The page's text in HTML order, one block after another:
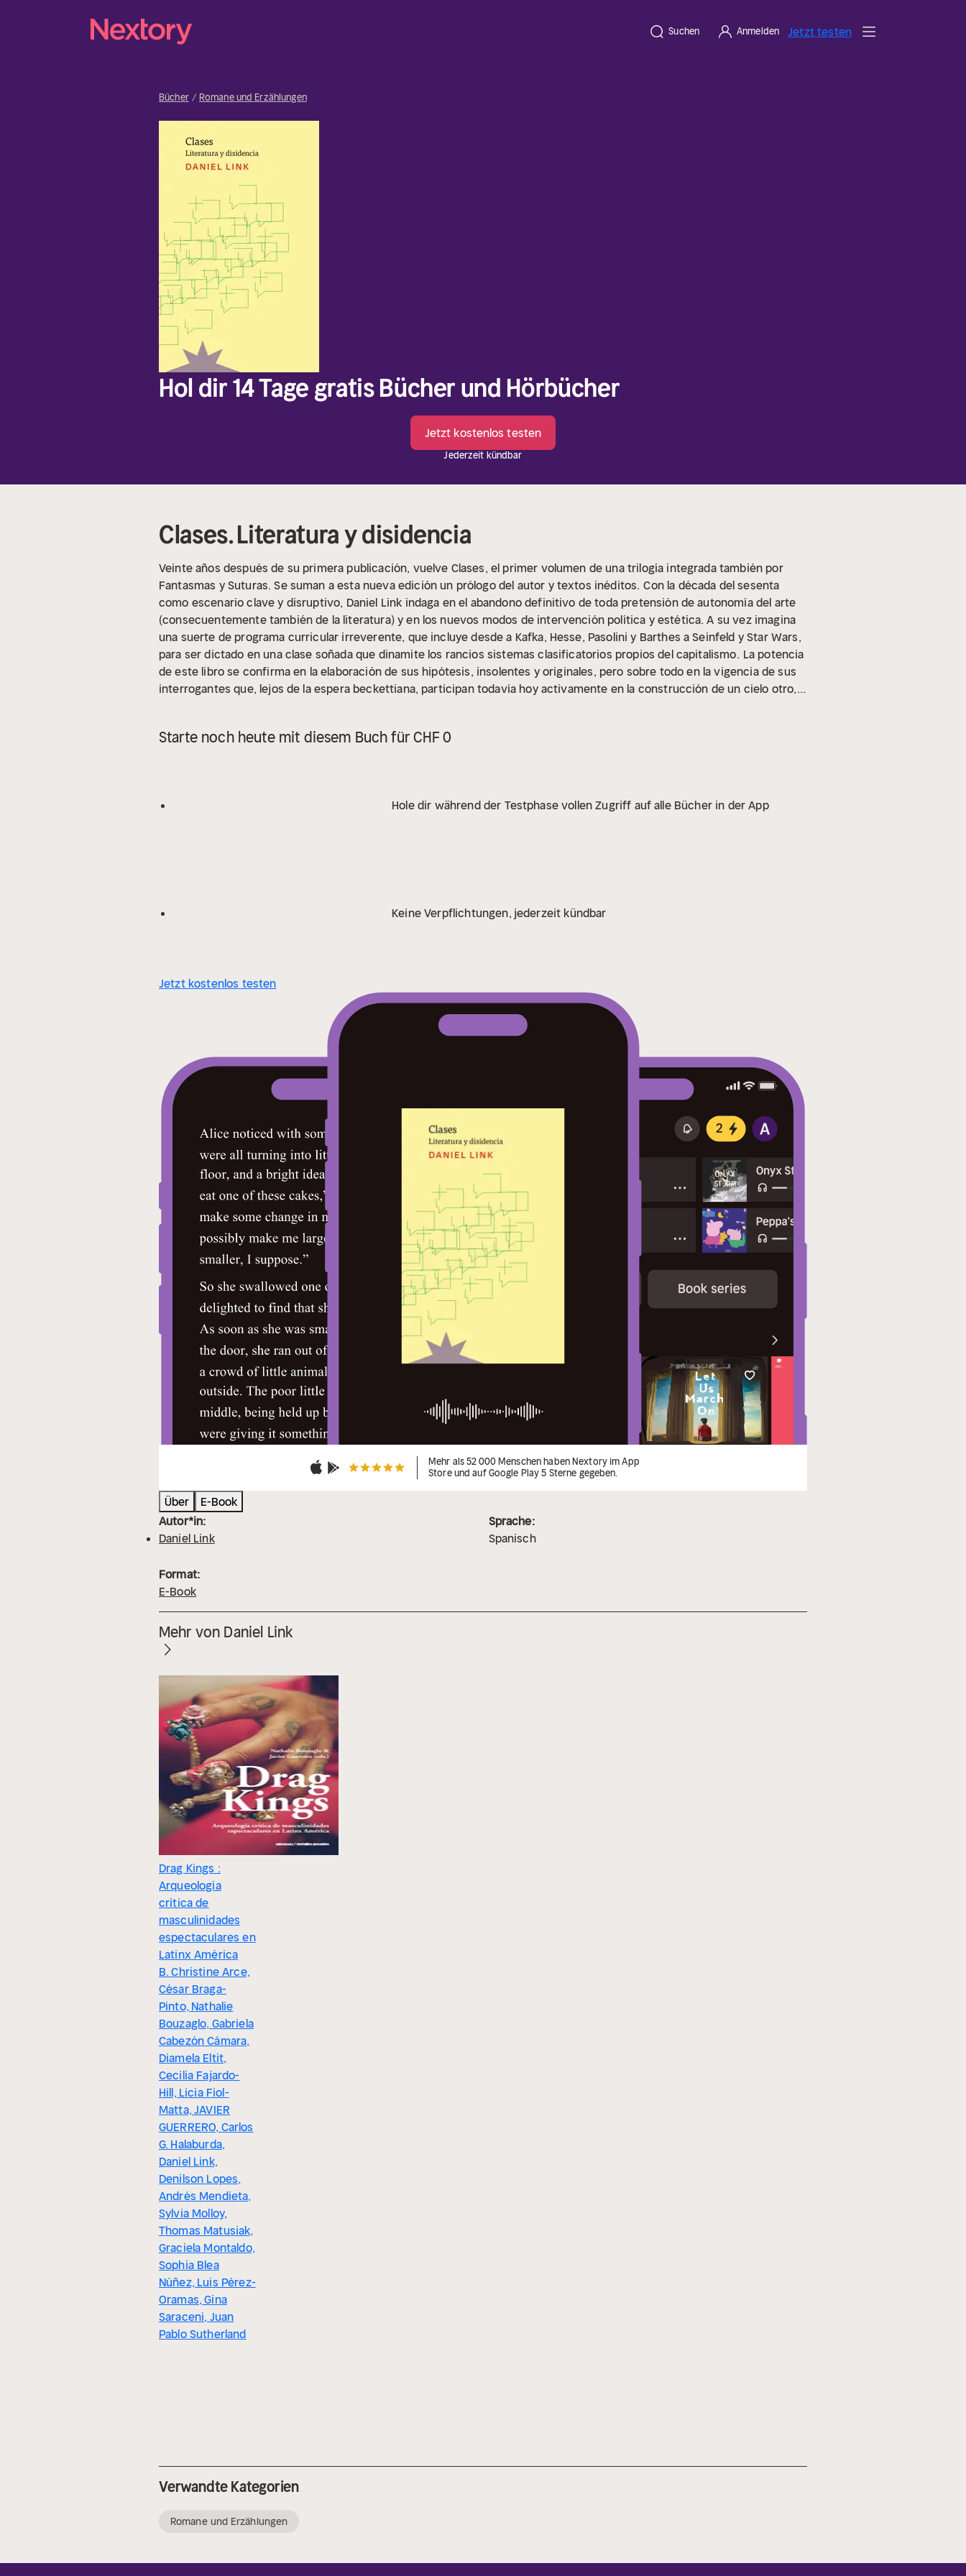
Suchen Anmelden Jetzt testen
Bücher Romane und Erzählungen
Hol dir 14 Tage gratis Bücher und Hörbücher
Jetzt kostenlos testen
Jederzeit kündbar
Clases. Literatura y disidencia
Veinte años después de su primera publicación, vuelve Clases, el primer volumen de una trilogía integrada también por
Fantasmas y Suturas. Se suman a esta nueva edición un prólogo del autor y textos inéditos. Con la década del sesenta
como escenario clave y disruptivo, Daniel Link indaga en el abandono definitivo de toda pretensión de autonomía del arte
(consecuentemente también de la literatura) y en los nuevos modos de intervención política y estética. A su vez imagina
una suerte de programa curricular irreverente, que incluye desde a Kafka, Hesse, Pasolini y Barthes a Seinfeld y Star Wars,
para ser dictado en una clase soñada que dinamite los rancios sistemas clasificatorios propios del capitalismo. La potencia
de este libro se confirma en la elaboración de sus hipótesis, insolentes y originales, pero sobre todo en la vigencia de sus
interrogantes que, lejos de la espera beckettiana, participan todavía hoy activamente en la construcción de un cielo otro,
Starte noch heute mit diesem Buch für CHF 0
Hole dir während der Testphase vollen Zugriff auf alle Bücher in der App
Keine Verpflichtungen, jederzeit kündbar
Jetzt kostenlos testen
Mehr als 52 000 Menschen haben Nextory im App
Store und auf Google Play 5 Sterne gegeben.
Über
E-Book
Autor*in:
Daniel Link
Sprache:
Spanisch
Format:
E-Book
Mehr von Daniel Link
Drag Kings :
Arqueología
crítica de
masculinidades
espectaculares en
Latinx América
B. Christine Arce,
César Braga-
Pinto, Nathalie
Bouzaglo, Gabriela
Cabezón Cámara,
Diamela Eltit,
Cecilia Fajardo-
Hill, Licia Fiol-
Matta, JAVIER
GUERRERO, Carlos
G. Halaburda,
Daniel Link,
Denilson Lopes,
Andrés Mendieta,
Sylvia Molloy,
Thomas Matusiak,
Graciela Montaldo,
Sophia Blea
Núñez, Luis Pérez-
Oramas, Gina
Saraceni, Juan
Pablo Sutherland
Verwandte Kategorien
Romane und Erzählungen